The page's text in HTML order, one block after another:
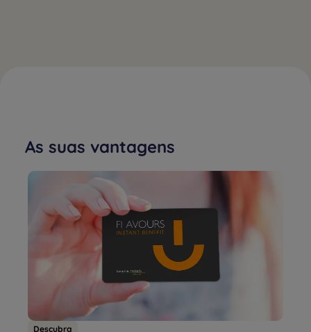
As suas vantagens
Descubra